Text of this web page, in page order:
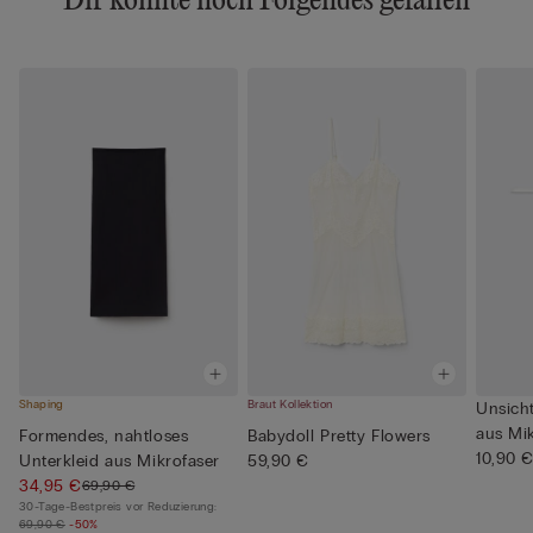
Shaping
Formendes, nahtloses
Unterkleid aus Mikrofaser
34,95 €69,90 €
30-Tage-Bestpreis vor Reduzierung:
69,90 € -50%
Braut Kollektion
Babydoll Pretty Flowers
59,90 €
aus
10,90 €